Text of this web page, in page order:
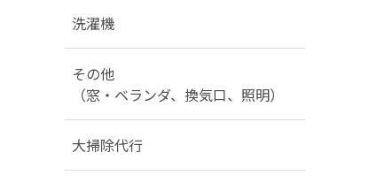
洗濯機
その他
（窓・ベランダ、換気口、照明）
大掃除代行